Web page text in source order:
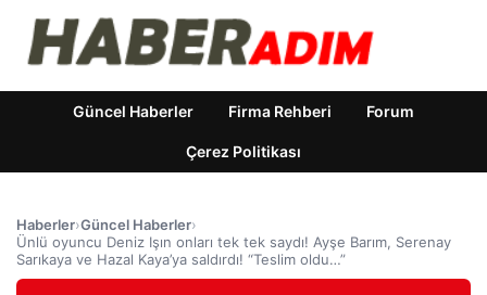
Güncel Haberler Firma Rehberi Forum
Çerez Politikası
Haberler›Güncel Haberler›
Ünlü oyuncu Deniz Işın onları tek tek saydı! Ayşe Barım, Serenay
Sarıkaya ve Hazal Kaya’ya saldırdı! “Teslim oldu…”